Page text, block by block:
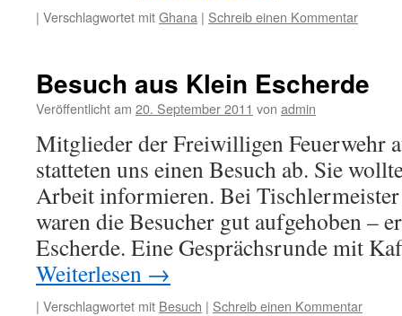
| Verschlagwortet mitGhana | Schreib einen Kommentar
Besuch aus Klein Escherde
Veröffentlicht am 20. September 2011 von admin
Mitglieder der Freiwilligen Feuerwehr
statteten uns einen Besuch ab. Sie
Arbeit informieren. Bei
waren die Besucher gut aufgehoben –
Escherde. Eine Gesprächsrunde mit
Weiterlesen →
| Verschlagwortet mit Besuch | Schreib einen Kommentar